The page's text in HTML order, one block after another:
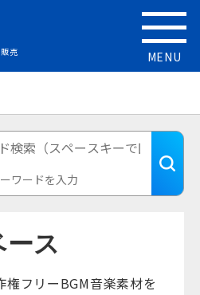
売
MENU
ス
権フリーBGM音楽素材を